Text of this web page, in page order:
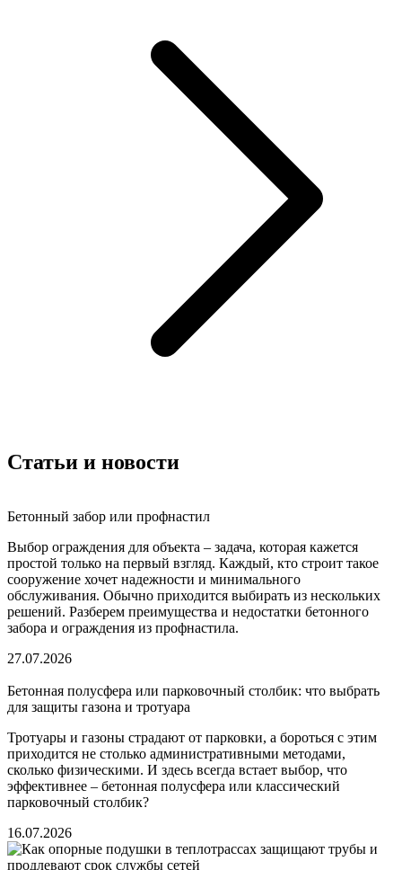
Статьи и новости
Бетонный забор или профнастил
Выбор ограждения для объекта – задача, которая кажется
простой только на первый взгляд. Каждый, кто строит такое
сооружение хочет надежности и минимального
обслуживания. Обычно приходится выбирать из нескольких
решений. Разберем преимущества и недостатки бетонного
забора и ограждения из профнастила.
27.07.2026
Бетонная полусфера или парковочный столбик: что выбрать
для защиты газона и тротуара
Тротуары и газоны страдают от парковки, а бороться с этим
приходится не столько административными методами,
сколько физическими. И здесь всегда встает выбор, что
эффективнее – бетонная полусфера или классический
парковочный столбик?
16.07.2026